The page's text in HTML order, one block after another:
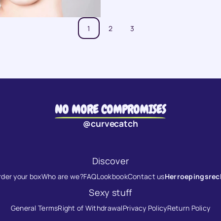
1 2 3
NO MORE COMPROMISES
@curvecatch
Discover
your boxWho are we?FAQLookbookContact us
Sexy stuff
General TermsRight of WithdrawalPrivacy PolicyReturn Policy